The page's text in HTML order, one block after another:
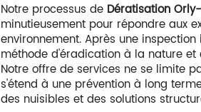
Notre processus de Dératisation
minutieusement pour répondre aux
environnement. Après une
méthode d'éradication à la nature
Notre offre de services ne se limite
s'étend à une prévention à long
des nuisibles et des solutions